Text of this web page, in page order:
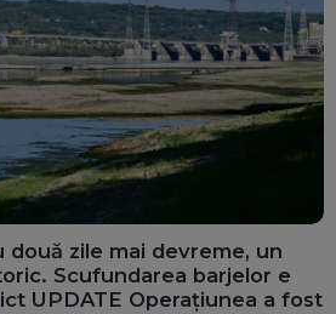
două zile mai devreme, un
Scufundarea barjelor e
UPDATE Operațiunea a fost